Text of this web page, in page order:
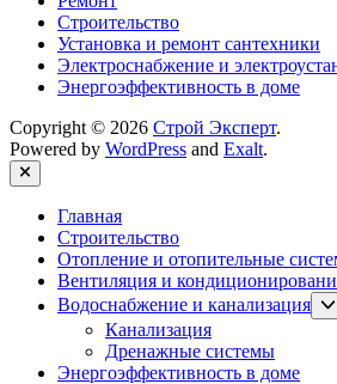
Строительство
Установка и ремонт сантехники
Электроснабжение и
Энергоэффективность в доме
Copyright © 2026 Строй Эксперт.
Powered by WordPress and Exalt.
Close
Главная
Строительство
Отопление и отопительные
Вентиляция и
Водоснабжение и канализация
Канализация
Дренажные системы
Энергоэффективность в доме